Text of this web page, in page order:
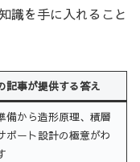
識を手に入れること
記事が提供する答え
備から造形原理、積層
ポート設計の極意がわ